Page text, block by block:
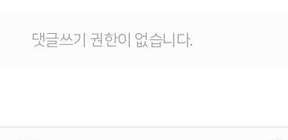
댓글쓰기 권한이 없습니다.